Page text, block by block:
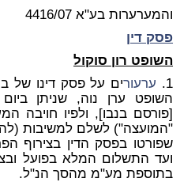
והמערערות בע"א 4416/07
פסק דין
השופט רון סוקול
1.
ערעורים על פסק דינו של
[פורסם בנבו], ולפיו חויבה
"המועצה") לשלם למשיבות
בתוספת מע"מ מהסך הנ"ל.